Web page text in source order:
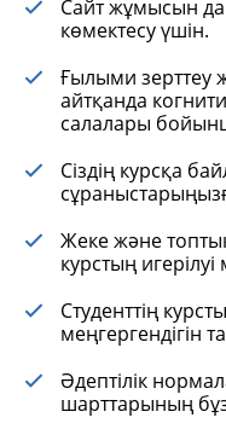
Сайт жұмысын
көмектесу үшін.
Ғылыми зерттеу
айтқанда
салалары
Сіздің курсқа
Жеке және
курстың
Студенттің
меңгергендігін
Әдептілік
шарттарының